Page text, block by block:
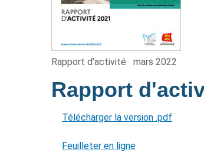
Rapport d'activité mars 2022
Rapport
Télécharger la version .pdf
Feuilleter en ligne